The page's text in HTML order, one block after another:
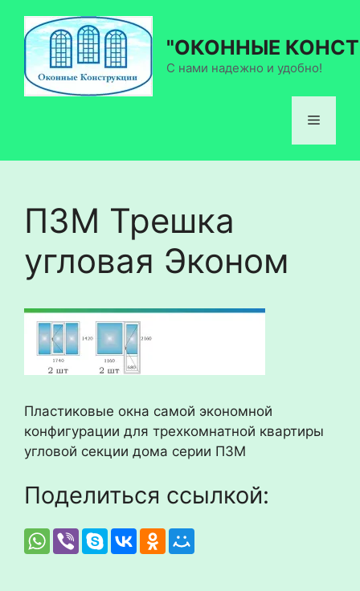
содержимому
"ОКОННЫЕ
С нами надежно и удобно!
Меню
П3М Трешка
угловая Эконом
Пластиковые окна самой экономной
конфигурации для трехкомнатной квартиры
угловой секции дома серии П3М
Поделиться ссылкой: